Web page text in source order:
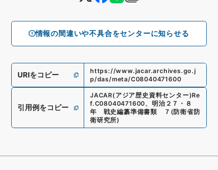
情報の間違いや不具合をセンターに知らせる
URIをコピー
https://www.jacar.archives.go.j
p/das/meta/C08040471600
引用例をコピー
JACAR(アジア歴史資料センター)Re
f.C08040471600、 明治２７・８
年 戦史編纂準備書類 ７ (防衛省防
衛研究所)